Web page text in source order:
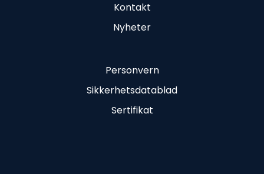
Kontakt
Nyheter
Personvern
Sikkerhetsdatablad
Sertifikat